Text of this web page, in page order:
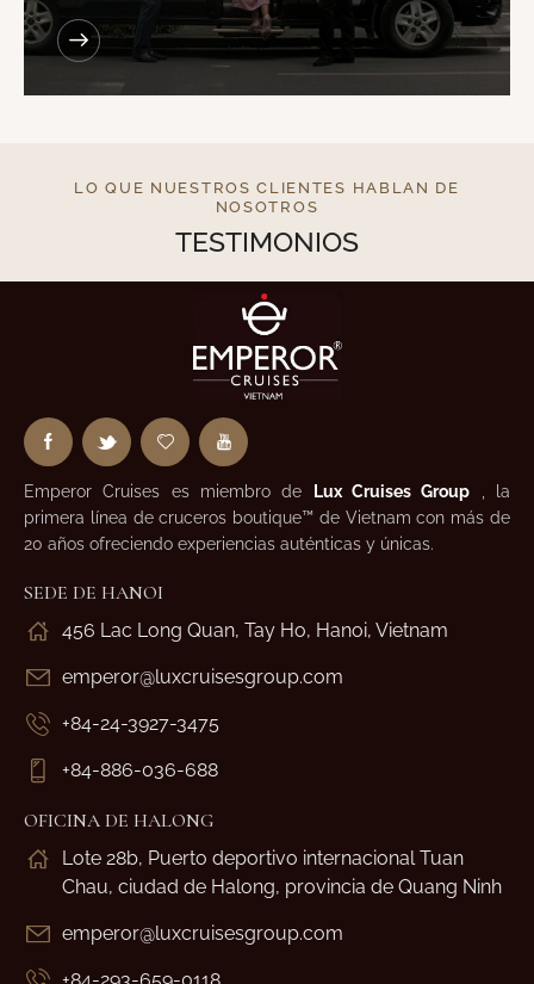
LO QUE NUESTROS CLIENTES HABLAN DE
NOSOTROS
TESTIMONIOS
Emperor Cruises es miembro de Lux Cruises Group
, la
primera línea de cruceros boutique™ de Vietnam con más de
20 años ofreciendo experiencias auténticas y únicas.
SEDE DE HANOI
456 Lac Long Quan, Tay Ho, Hanoi, Vietnam
emperor@luxcruisesgroup.com
+84-24-3927-3475
+84-886-036-688
OFICINA DE HALONG
Lote 28b, Puerto deportivo internacional Tuan
Chau, ciudad de Halong, provincia de Quang Ninh
emperor@luxcruisesgroup.com
+84-293-659-0118